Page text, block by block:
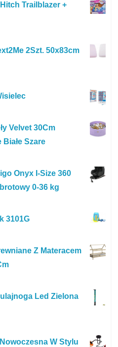
Trailblazer +
2Szt. 50x83cm
Velvet 30Cm
Białe Szare
Onyx I-Size 360
0-36 kg
3101G
Z Materacem
Led Zielona
W Stylu